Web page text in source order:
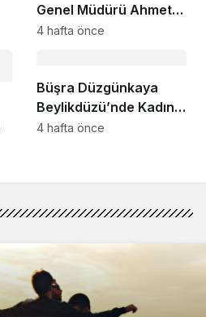
Genel Müdürü Ahmet
Zeyrekmişoğlu
4 hafta önce
Büşra Düzgünkaya
Beylikdüzü’nde Kadın
Girişimcilerle Buluştu
4 hafta önce